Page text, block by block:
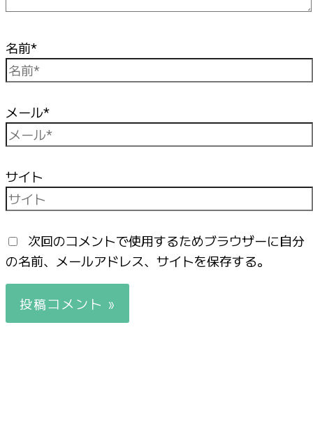
名前*
メール*
サイト
次回のコメントで使用するためブラウザーに自分
の名前、メールアドレス、サイトを保存する。